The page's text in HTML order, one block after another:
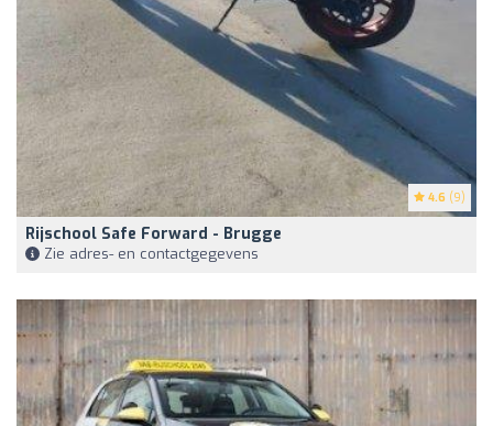
4.6 (9)
Rijschool Safe Forward - Brugge
Zie adres- en contactgegevens